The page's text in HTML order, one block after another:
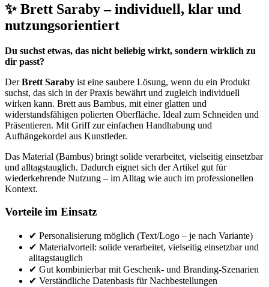
✨ Brett Saraby – individuell, klar und
nutzungsorientiert
Du suchst etwas, das nicht beliebig wirkt, sondern wirklich zu
dir passt?
DerBrett Saraby ist eine saubere Lösung, wenn du ein Produkt
suchst, das sich in der Praxis bewährt und zugleich individuell
wirken kann. Brett aus Bambus, mit einer glatten und
widerstandsfähigen polierten Oberfläche. Ideal zum Schneiden und
Präsentieren. Mit Griff zur einfachen Handhabung und
Aufhängekordel aus Kunstleder.
Das Material (Bambus) bringt solide verarbeitet, vielseitig einsetzbar
und alltagstauglich. Dadurch eignet sich der Artikel gut für
wiederkehrende Nutzung – im Alltag wie auch im professionellen
Kontext.
Vorteile im Einsatz
✔ Personalisierung möglich (Text/Logo – je nach Variante)
✔ Materialvorteil: solide verarbeitet, vielseitig einsetzbar und
alltagstauglich
✔ Gut kombinierbar mit Geschenk- und Branding-Szenarien
✔ Verständliche Datenbasis für Nachbestellungen